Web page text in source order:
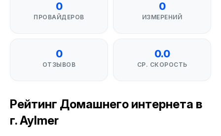
0
ПРОВАЙДЕРОВ
0
ИЗМЕРЕНИЙ
0
ОТЗЫВОВ
0.0
СР. СКОРОСТЬ
Рейтинг Домашнего интернета в
г. Aylmer